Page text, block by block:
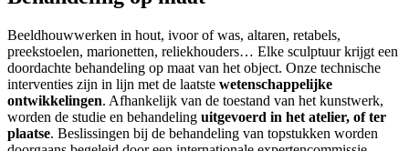
Beeldhouwwerken in hout, ivoor of was, altaren, retabels,
preekstoelen, marionetten, reliekhouders… Elke sculptuur krijgt een
doordachte behandeling op maat van het object. Onze technische
interventies zijn in lijn met de laatste wetenschappelijke
ontwikkelingen. Afhankelijk van de toestand van het kunstwerk,
worden de studie en behandeling uitgevoerd in het atelier, of ter
plaatse. Beslissingen bij de behandeling van topstukken worden